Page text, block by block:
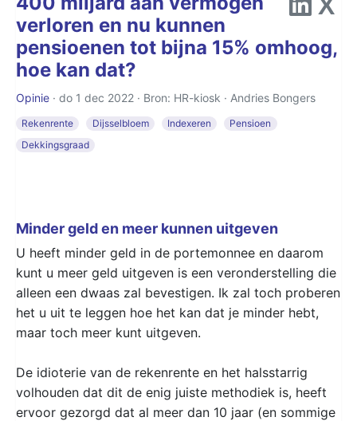
verloren en nu kunnen
pensioenen tot bijna 15% omhoog,
hoe kan dat?
Opinie · do 1 dec 2022 · Bron: HR-kiosk · Andries Bongers
Rekenrente Dijsselbloem Indexeren
Pensioen
Dekkingsgraad
Minder geld en meer kunnen uitgeven
U heeft minder geld in de portemonnee en daarom
kunt u meer geld uitgeven is een veronderstelling die
alleen een dwaas zal bevestigen. Ik zal toch proberen
het u uit te leggen hoe het kan dat je minder hebt,
maar toch meer kunt uitgeven.
De idioterie van de rekenrente en het halsstarrig
volhouden dat dit de enig juiste methodiek is, heeft
ervoor gezorgd dat al meer dan 10 jaar (en sommige